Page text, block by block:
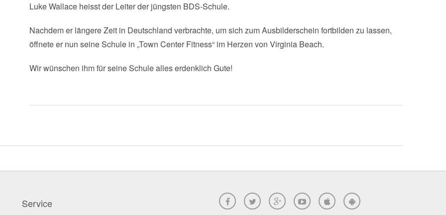
Luke Wallace heisst der Leiter der jüngsten BDS-Schule.
Nachdem er längere Zeit in Deutschland verbrachte, um sich zum Ausbilderschein fortbilden zu lassen,
öffnete er nun seine Schule in „Town Center Fitness“ im Herzen von Virginia Beach.
Wir wünschen ihm für seine Schule alles erdenklich Gute!
Service